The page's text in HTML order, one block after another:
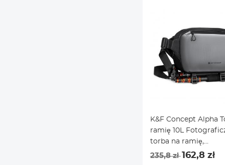
Nature Wander 08
K&F Concept Alpha
ramię 10L
torba na ramię,
kompatybilna z
235,8 zł162,8 zł